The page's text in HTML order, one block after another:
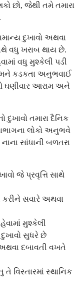
છો, જેથી તમે તમારા
દુખાવો અથવા
વધુ ખરાબ થાય છે.
વધુ મુશ્કેલી પડી
કડકતા અનુભવાઈ
ઘણીવાર આરામ અને
દુખાવો તમારા દૈનિક
લોકો અનુભવે
સાંધાની બળતરા
જે પ્રવૃત્તિ સાથે
સવારે અથવા
મુશ્કેલી
સુધરે છે
અથવા દબાવતી વખતે
તે વિસ્તારમાં સ્થાનિક